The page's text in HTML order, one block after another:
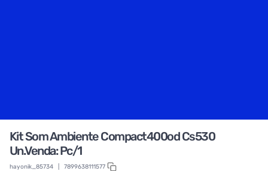
Kit Som Ambiente Compact400od Cs530
Un.Venda: Pc/1
hayonik_85734 7899638111577